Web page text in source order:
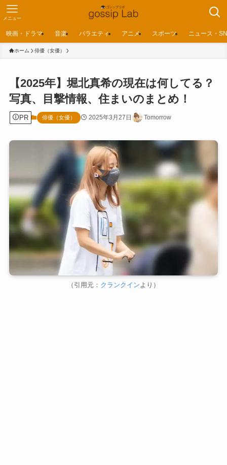
メニュー
映画・ドラマ 音楽 バラエティ アニメ スポーツ ニュース・
ホーム 俳優（女優）
【2025年】堀北真希の現在は何してる？
写真、目撃情報、住まいのまとめ！
PR 俳優（女優） 2025年3月27日 Tomorrow
（引用元： クランクインより）